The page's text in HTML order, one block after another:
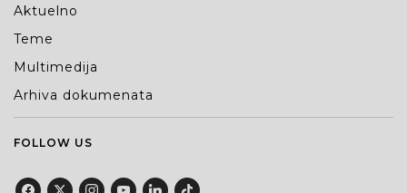
Aktuelno
Teme
Multimedija
Arhiva dokumenata
FOLLOW US